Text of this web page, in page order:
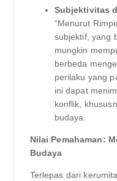
Subjektivitas
“Menurut
subjektif, yang
mungkin
berbeda
perilaku yang
ini dapat
konflik,
budaya.
Nilai Pemahaman:
Budaya
Terlepas dari